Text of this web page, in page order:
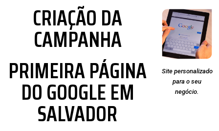
CRIAÇÃO DA
CAMPANHA
PRIMEIRA PÁGINA
DO GOOGLE EM
SALVADOR
Site personalizado
para o seu
negócio.